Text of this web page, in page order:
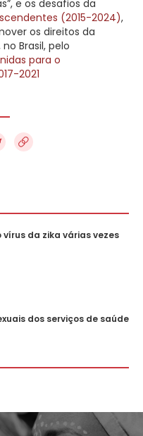
e os desafios da
(2015-2024),
os direitos da
Brasil, pelo
para o
2021
da zika várias vezes
dos serviços de saúde